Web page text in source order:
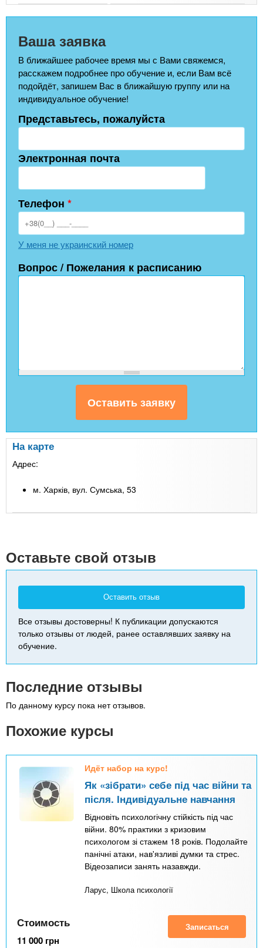
Ваша заявка
В ближайшее рабочее время мы с Вами свяжемся,
расскажем подробнее про обучение и, если Вам всё
подойдёт, запишем Вас в ближайшую группу или на
индивидуальное обучение!
Представьтесь, пожалуйста
Электронная почта
Телефон *
У меня не украинский номер
Вопрос / Пожелания к расписанию
На карте
Адрес:
м. Харків, вул. Сумська, 53
Оставьте свой отзыв
Оставить отзыв
Все отзывы достоверны! К публикации допускаются
только отзывы от людей, ранее оставлявших заявку на
обучение.
Последние отзывы
По данному курсу пока нет отзывов.
Похожие курсы
Идёт набор на курс!
Як «зібрати» себе під час війни та
після. Індивідуальне навчання
Відновіть психологічну стійкість під час
війни. 80% практики з кризовим
психологом зі стажем 18 років. Подолайте
панічні атаки, нав'язливі думки та стрес.
Відеозаписи занять назавжди.
Ларус, Школа психології
Стоимость
11 000 грн
Записаться